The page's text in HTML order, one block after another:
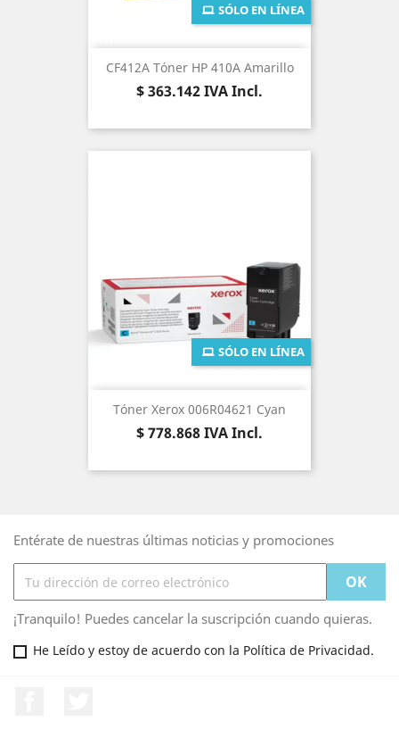
CF412A Tóner HP 410A Amarillo
Precio
$ 363.142IVA Incl.
SÓLO EN LÍNEA
Tóner Xerox 006R04621 Cyan
Precio
$ 778.868IVA Incl.
SÓLO EN LÍNEA
Entérate de nuestras últimas noticias y promociones
¡Tranquilo! Puedes cancelar la suscripción cuando quieras.
He Leído y estoy de acuerdo con la Política de Privacidad.